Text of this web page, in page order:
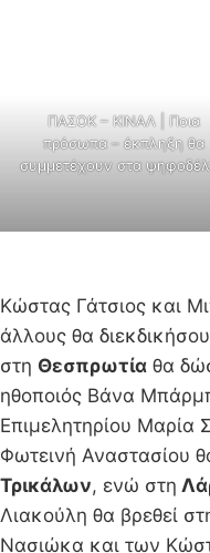
ΠΑΣΟΚ – ΚΙΝΑΛ | Ποια
πρόσωπα – έκπληξη θα
συμμετέχουν στα
Κώστας Γάτσιος και
άλλους θα
στη Θεσπρωτία θα
ηθοποιός Βάνα
Επιμελητηρίου Μαρία
Φωτεινή Αναστασίου
Τρικάλων, ενώ στη
Λιακούλη θα βρεθεί
Νασιώκα και των